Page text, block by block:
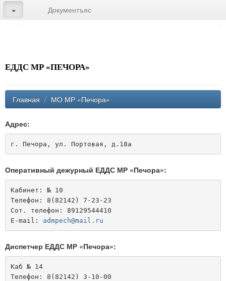
Документъяс
ЕДДС МР «ПЕЧОРА»
Главная / МО МР «Печора»
Адрес:
г. Печора, ул. Портовая, д.18а
Оперативный дежурный ЕДДС МР «Печора»:
Кабинет: № 10
Телефон: 8(82142) 7-23-23
Сот. телефон: 89129544410
E-mail: admpech@mail.ru
Диспетчер ЕДДС МР «Печора»:
Каб № 14
Телефон: 8(82142) 3-10-00